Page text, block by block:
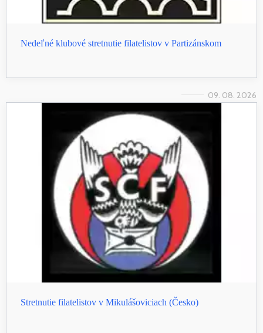
Nedeľné klubové stretnutie filatelistov v Partizánskom
09. 08. 2026
Stretnutie filatelistov v Mikulášoviciach (Česko)